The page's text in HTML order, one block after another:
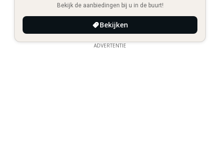
Bekijk de aanbiedingen bij u in de buurt!
Bekijken
ADVERTENTIE